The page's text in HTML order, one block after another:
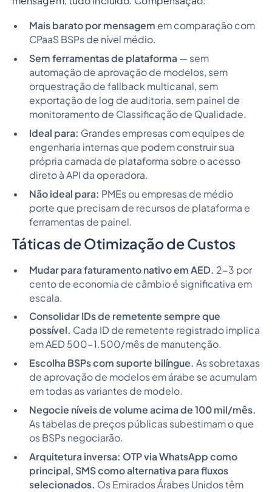
Mais barato por mensagem em comparação com
CPaaS BSPs de nível médio.
Sem ferramentas de plataforma — sem
automação de aprovação de modelos, sem
orquestração de fallback multicanal, sem
exportação de log de auditoria, sem painel de
monitoramento de Classificação de Qualidade.
Ideal para: Grandes empresas com equipes de
engenharia internas que podem construir sua
própria camada de plataforma sobre o acesso
direto à API da operadora.
Não ideal para: PMEs ou empresas de médio
porte que precisam de recursos de plataforma e
ferramentas de painel.
Táticas de Otimização de Custos
Mudar para faturamento nativo em AED. 2-3 por
cento de economia de câmbio é significativa em
escala.
Consolidar IDs de remetente sempre que
possível. Cada ID de remetente registrado implica
em AED 500-1.500/mês de manutenção.
Escolha BSPs com suporte bilíngue. As sobretaxas
de aprovação de modelos em árabe se acumulam
em todas as variantes de modelo.
Negocie níveis de volume acima de 100 mil/mês.
As tabelas de preços públicas subestimam o que
os BSPs negociarão.
Arquitetura inversa: OTP via WhatsApp como
principal, SMS como alternativa para fluxos
selecionados. Os Emirados Árabes Unidos têm